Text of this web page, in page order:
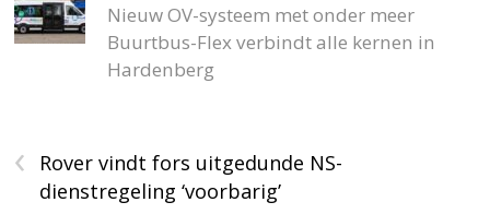
Nieuw OV-systeem met onder meer
Buurtbus-Flex verbindt alle kernen in
Hardenberg
‹
Rover vindt fors uitgedunde NS-
dienstregeling ‘voorbarig’